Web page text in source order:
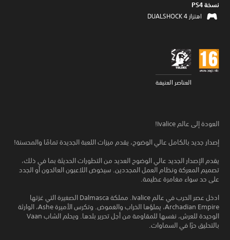
نسخة PS4‏
اهتزاز DUALSHOCK 4‏
العناصر العنيفة
العودة إلى عالم Ivalice!
إصدار جديد بالكامل عالي الوضوح، يقدم ميزات اللعبة الجديدة تمامًا والمحسنة!
يقدم الإصدار الجديد عالي الوضوح العديد من التطورات الحديثة بما في ذلك،
تصميم المعركة ونظام العمل المجددين. سيخوض اللاعبون العائدون أو الجدد
على حد سواء مغامرة عظيمة.
ادخل عصر الحرب في عالم Ivalice. مملكة Dalmasca الصغيرة التي غزتها
Archadian Empire، يملؤها الخراب والغموض. وتكرس الأميرة Ashe، الوارثة
الوحيدة للعرش، نفسها للمقاومة من أجل تحرير بلدها. ويحلم الشاب Vaan
بالتحليق حرًا في السماوات.